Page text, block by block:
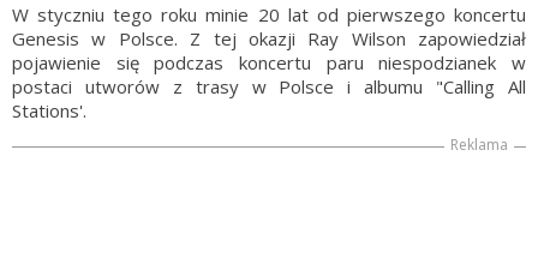
W styczniu tego roku minie 20 lat od pierwszego koncertu
Genesis w Polsce. Z tej okazji Ray Wilson zapowiedział
pojawienie się podczas koncertu paru niespodzianek w
postaci utworów z trasy w Polsce i albumu "Calling All
Stations'.
Reklama